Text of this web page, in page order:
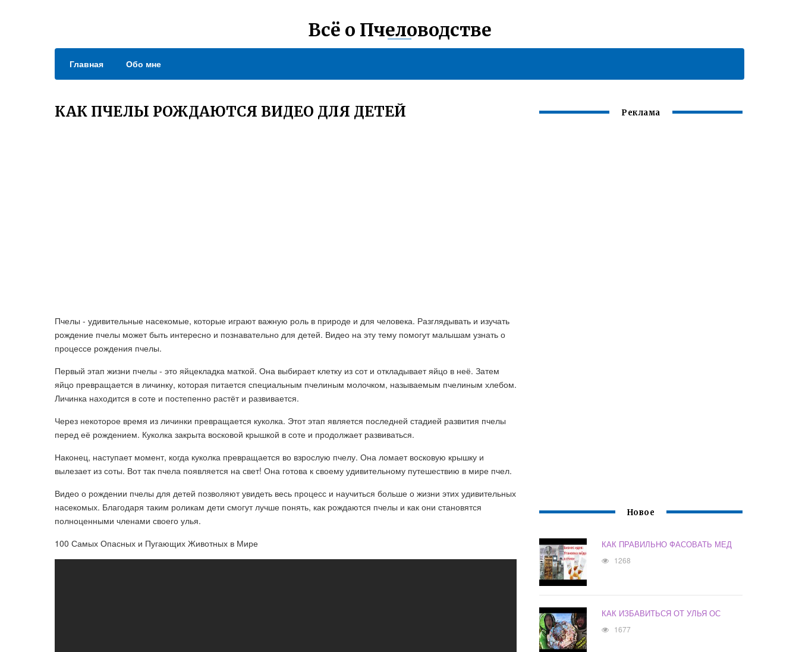
Всё о Пчеловодстве
Главная Обо мне
КАК ПЧЕЛЫ РОЖДАЮТСЯ ВИДЕО ДЛЯ ДЕТЕЙ
Пчелы - удивительные насекомые, которые играют важную роль в природе и для человека. Разглядывать и изучать
рождение пчелы может быть интересно и познавательно для детей. Видео на эту тему помогут малышам узнать о
процессе рождения пчелы.
Первый этап жизни пчелы - это яйцекладка маткой. Она выбирает клетку из сот и откладывает яйцо в неё. Затем
яйцо превращается в личинку, которая питается специальным пчелиным молочком, называемым пчелиным хлебом.
Личинка находится в соте и постепенно растёт и развивается.
Через некоторое время из личинки превращается куколка. Этот этап является последней стадией развития пчелы
перед её рождением. Куколка закрыта восковой крышкой в соте и продолжает развиваться.
Наконец, наступает момент, когда куколка превращается во взрослую пчелу. Она ломает восковую крышку и
вылезает из соты. Вот так пчела появляется на свет! Она готова к своему удивительному путешествию в мире пчел.
Видео о рождении пчелы для детей позволяют увидеть весь процесс и научиться больше о жизни этих удивительных
насекомых. Благодаря таким роликам дети смогут лучше понять, как рождаются пчелы и как они становятся
полноценными членами своего улья.
100 Самых Опасных и Пугающих Животных в Мире
Реклама
Новое
КАК ПРАВИЛЬНО ФАСОВАТЬ МЕД
1268
КАК ИЗБАВИТЬСЯ ОТ УЛЬЯ ОС
1677